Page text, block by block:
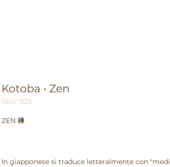
Kotoba • Zen
SKU: 025
ZEN 禅
In giapponese si traduce letteralmente con